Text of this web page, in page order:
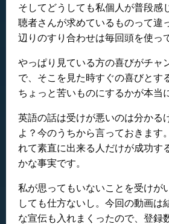
そしてどうしても私個人が普段感
聴者さんが求めているものって違
辺りのすり合わせは毎回頭を使っ
やっぱり見ている方の喜びがチャ
で、そこを見た時すぐの喜びとす
ちょっと苦いものにするかが本当
英語の話は受けが悪いのは分かる
よ？今のうちから言っておきます
れて素直に出来る人だけが成功す
かな事実です。
私が思ってもいないことを受けが
しても仕方ないし。今回の動画は
な宣伝も入れまくったので、登録